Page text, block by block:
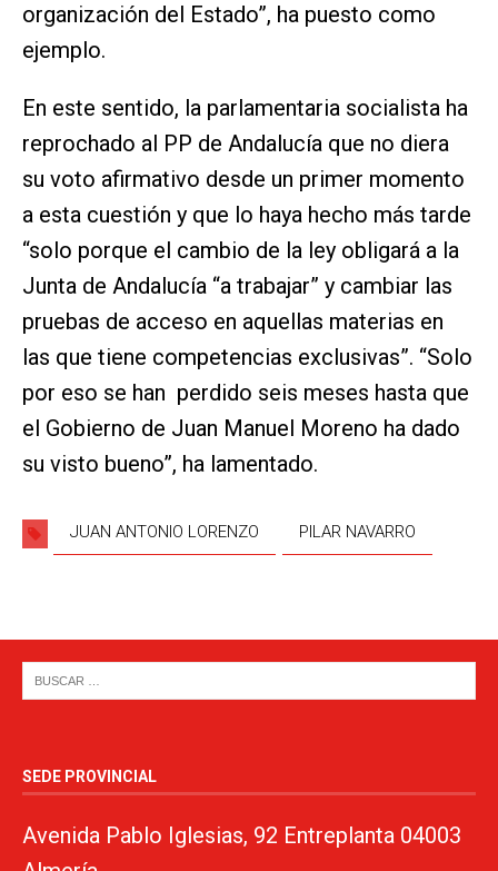
organización del Estado”, ha puesto como
ejemplo.
En este sentido, la parlamentaria socialista ha
reprochado al PP de Andalucía que no diera
su voto afirmativo desde un primer momento
a esta cuestión y que lo haya hecho más tarde
“solo porque el cambio de la ley obligará a la
Junta de Andalucía “a trabajar” y cambiar las
pruebas de acceso en aquellas materias en
las que tiene competencias exclusivas”. “Solo
por eso se han perdido seis meses hasta que
el Gobierno de Juan Manuel Moreno ha dado
su visto bueno”, ha lamentado.
JUAN ANTONIO LORENZO PILAR NAVARRO
SEDE PROVINCIAL
Avenida Pablo Iglesias, 92 Entreplanta 04003